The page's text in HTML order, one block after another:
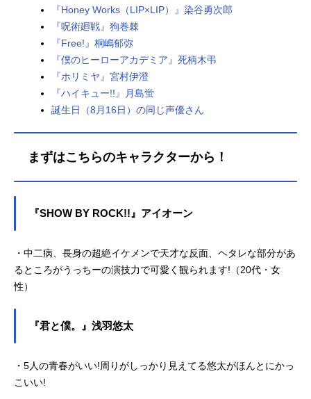
『Honey Works（LIP×LIP）』染谷勇次郎
『呪術廻戦』狗巻棘
『Free!』桐嶋郁弥
『僕のヒーローアカデミア』死柄木弔
『ホリミヤ』宮村伊澄
『ハイキュー!!』月島蛍
誕生日（8月16日）の同じ声優さん
まずはこちらのキャラクターから！
『SHOW BY ROCK!!』アイオーン
・中二病、長身の超絶イケメンで天才な反面、ヘタレな部分があ
るところがうっちーの演技力で可愛く観られます!（20代・女
性）
『君と僕。』浅羽悠太
・5人の青春がいい!周りがしっかり見えてる悠太がほんとにかっ
こいい!